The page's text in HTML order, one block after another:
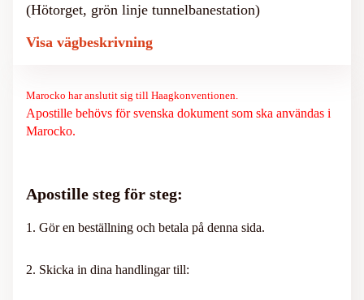
Marocko har anslutit sig till Haagkonventionen.
Apostille behövs för svenska dokument som ska användas i
Marocko.
Apostille steg för steg:
1. Gör en beställning och betala på denna sida.
2. Skicka in dina handlingar till:
(Hötorget, grön linje tunnelbanestation)
Visa vägbeskrivning